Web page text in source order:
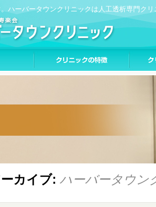
ハーバータウンクリニックは人工透析専門ク
カイブ: ハーバータウン